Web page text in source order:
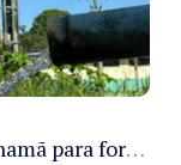
Cosama inicia força-tarefa em Anamã para fortalecer abastecimento de água e segurança hídrica da população